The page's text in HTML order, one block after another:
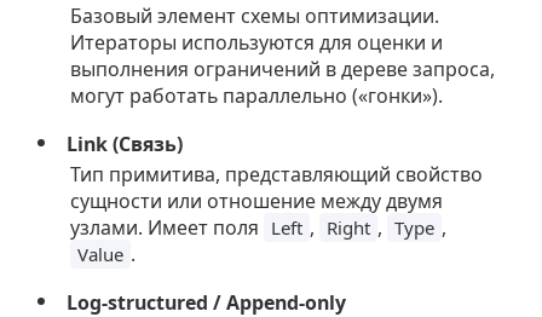
Базовый элемент схемы оптимизации.
Итераторы используются для оценки и
выполнения ограничений в дереве запроса,
могут работать параллельно («гонки»).
Link (Связь)
Тип примитива, представляющий свойство
сущности или отношение между двумя
узлами. Имеет поля Left , Right , Type ,
Value .
Log-structured / Append-only